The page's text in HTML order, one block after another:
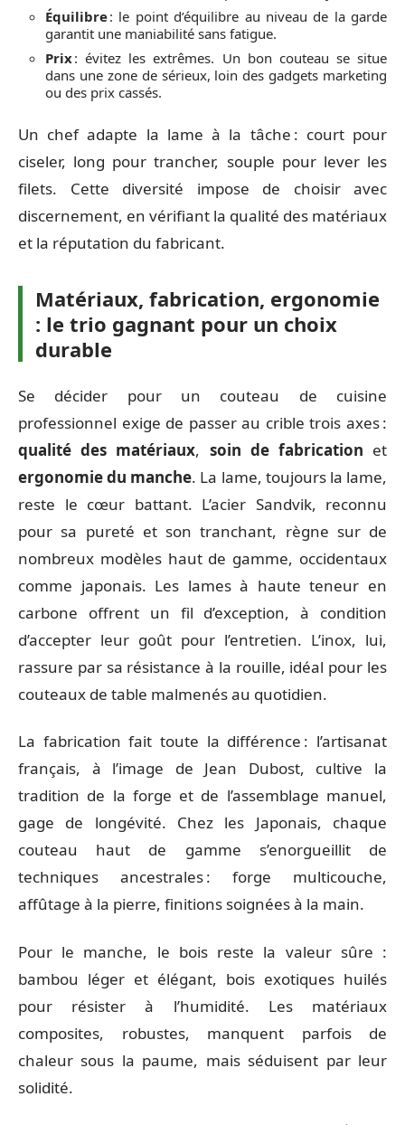
Équilibre: le point d’équilibre au niveau de la garde
garantit une maniabilité sans fatigue.
Prix: évitez les extrêmes. Un bon couteau se situe
dans une zone de sérieux, loin des gadgets marketing
ou des prix cassés.
Un chef adapte la lame à la tâche : court pour
ciseler, long pour trancher, souple pour lever les
filets. Cette diversité impose de choisir avec
discernement, en vérifiant la qualité des matériaux
et la réputation du fabricant.
Matériaux, fabrication, ergonomie
: le trio gagnant pour un choix
durable
Se décider pour un couteau de cuisine
professionnel exige de passer au crible trois axes :
qualité des matériaux, soin de fabrication et
ergonomie du manche. La lame, toujours la lame,
reste le cœur battant. L’acier Sandvik, reconnu
pour sa pureté et son tranchant, règne sur de
nombreux modèles haut de gamme, occidentaux
comme japonais. Les lames à haute teneur en
carbone offrent un fil d’exception, à condition
d’accepter leur goût pour l’entretien. L’inox, lui,
rassure par sa résistance à la rouille, idéal pour les
couteaux de table malmenés au quotidien.
La fabrication fait toute la différence : l’artisanat
français, à l’image de Jean Dubost, cultive la
tradition de la forge et de l’assemblage manuel,
gage de longévité. Chez les Japonais, chaque
couteau haut de gamme s’enorgueillit de
techniques ancestrales : forge multicouche,
affûtage à la pierre, finitions soignées à la main.
Pour le manche, le bois reste la valeur sûre :
bambou léger et élégant, bois exotiques huilés
pour résister à l’humidité. Les matériaux
composites, robustes, manquent parfois de
chaleur sous la paume, mais séduisent par leur
solidité.